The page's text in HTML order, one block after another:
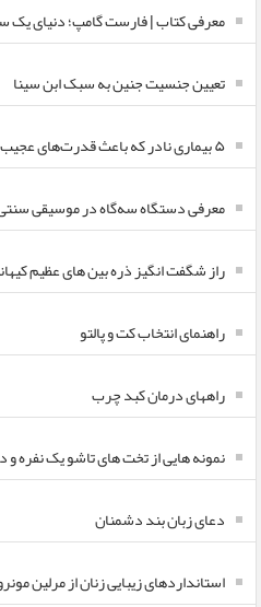
معرفی کتاب | فارست گامپ؛ دنیای یک
تعیین جنسیت جنین به سبک ابن سینا
۵ بیماری نادر که باعث قدرت‌های عجیب در انسان می‌شود!
معرفی دستگاه سه‌گاه در موسیقی
راز شگفت انگیز ذره بین های عظیم
راهنمای انتخاب کت و پالتو
راههای درمان کبد چرب
نمونه هایی از تخت های تاشو یک نفره و
دعای زبان بند دشمنان
استانداردهای زیبایی زنان از مرلین